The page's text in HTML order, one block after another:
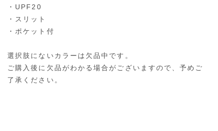
・UPF20
・スリット
・ポケット付
選択肢にないカラーは欠品中です。
ご購入後に欠品がわかる場合がございますので、予めご
了承ください。